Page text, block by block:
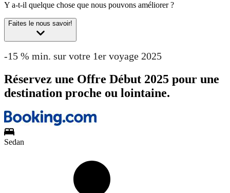
Y a-t-il quelque chose que nous pouvons améliorer ?
Faites le nous savoir!
-15 % min. sur votre 1er voyage 2025
Réservez une Offre Début 2025 pour une
destination proche ou lointaine.
Sedan